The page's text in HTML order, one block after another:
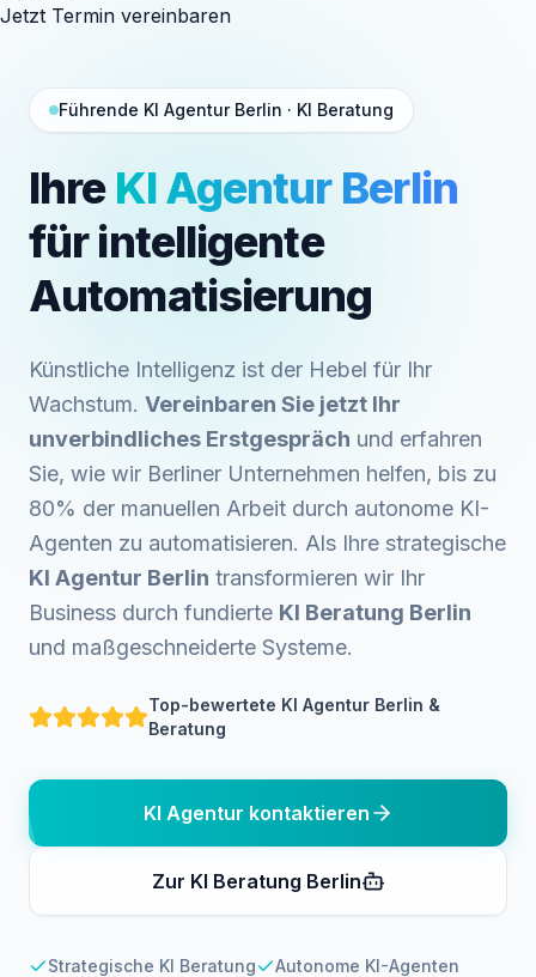
Jetzt Termin vereinbaren
Führende KI Agentur Berlin · KI Beratung
Ihre KI Agentur Berlin
für intelligente
Automatisierung
Künstliche Intelligenz ist der Hebel für Ihr
Wachstum. Vereinbaren Sie jetzt Ihr
unverbindliches Erstgespräch und erfahren
Sie, wie wir Berliner Unternehmen helfen, bis zu
80% der manuellen Arbeit durch autonome KI-
Agenten zu automatisieren. Als Ihre strategische
KI Agentur Berlin transformieren wir Ihr
Business durch fundierte KI Beratung Berlin
und maßgeschneiderte Systeme.
Top-bewertete KI Agentur Berlin &
Beratung
KI Agentur kontaktieren
Zur KI Beratung Berlin
Strategische KI Beratung
Autonome KI-Agenten